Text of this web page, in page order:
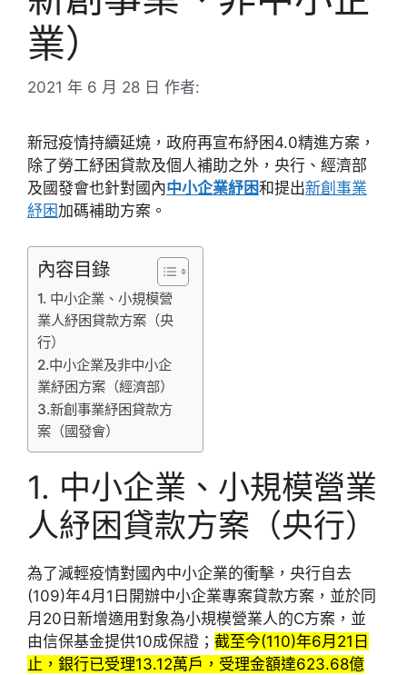
業）
2021 年 6 月 28 日 作者:
新冠疫情持續延燒，政府再宣布紓困4.0精進方案，
除了勞工紓困貸款及個人補助之外，央行、經濟部
及國發會也針對國內中小企業紓困和提出新創事業
紓困加碼補助方案。
內容目錄
1. 中小企業、小規模營
業人紓困貸款方案（央
行）
2.中小企業及非中小企
業紓困方案（經濟部）
3.新創事業紓困貸款方
案（國發會）
1. 中小企業、小規模營業
人紓困貸款方案（央行）
為了減輕疫情對國內中小企業的衝擊，央行自去
(109)年4月1日開辦中小企業專案貸款方案，並於同
月20日新增適用對象為小規模營業人的C方案，並
由信保基金提供10成保證； 截至今(110)年6月21日
止，銀行已受理13.12萬戶，受理金額達623.68億